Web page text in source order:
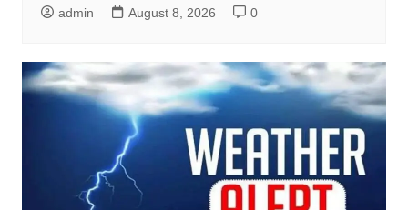
admin August 8, 2026 0